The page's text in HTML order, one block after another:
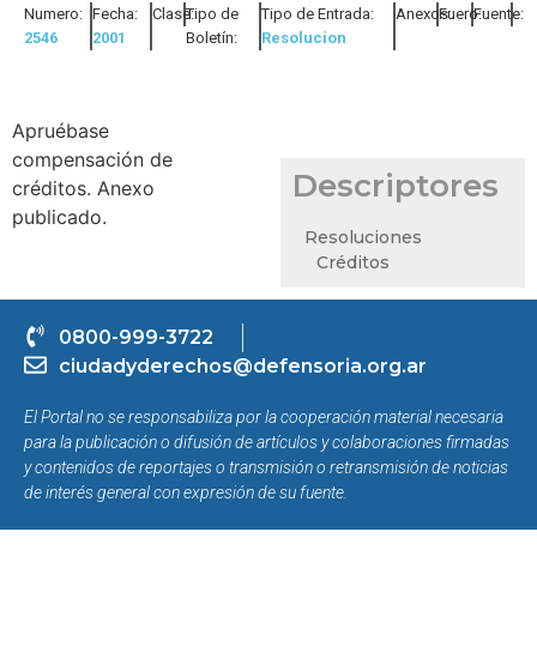
Numero:
2546
Fecha:
2001
Clase:Tipo de
Boletín:
Tipo de Entrada:
Resolucion
Anexos:Fuero:Fuente:
Apruébase
compensación de
créditos. Anexo
publicado.
Descriptores
Resoluciones
Créditos
0800-999-3722
ciudadyderechos@defensoria.org.ar
El Portal no se responsabiliza por la cooperación material necesaria
para la publicación o difusión de artículos y colaboraciones firmadas
y contenidos de reportajes o transmisión o retransmisión de noticias
de interés general con expresión de su fuente.